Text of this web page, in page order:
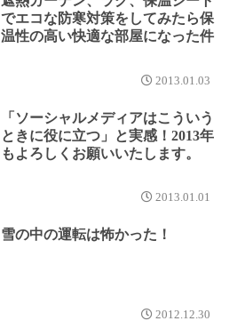
でエコな防寒対策をしてみたら保
温性の高い快適な部屋になった件
2013.01.03
「ソーシャルメディアはこういう
ときに役に立つ」と実感！2013年
もよろしくお願いいたします。
2013.01.01
雪の中の運転は怖かった！
2012.12.30